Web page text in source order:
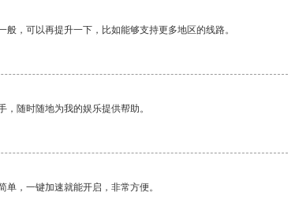
般，可以再提升一下，比如能够支持更多地区的线路。
随时随地为我的娱乐提供帮助。
，一键加速就能开启，非常方便。